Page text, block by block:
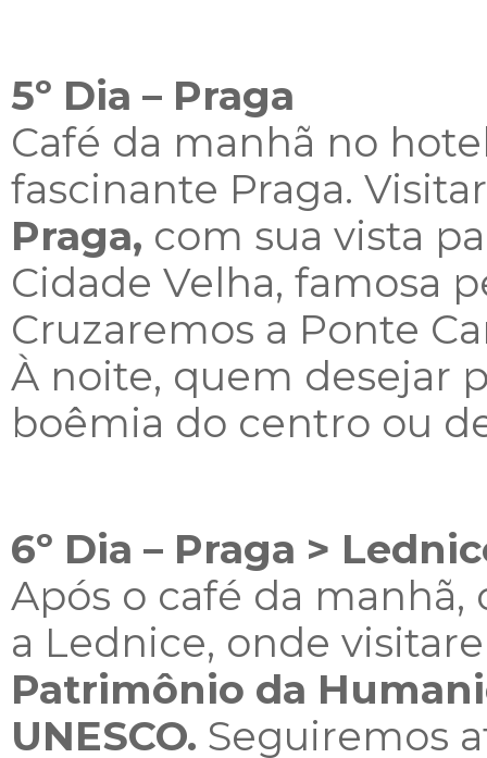
5º Dia – Praga
Café da manhã no
fascinante Praga.
Praga, com sua vista
Cidade Velha, famosa
Cruzaremos a Ponte
À noite, quem desejar
boêmia do centro ou
6º Dia – Praga >
Após o café da
a Lednice, onde
Patrimônio da
UNESCO. Seguiremos